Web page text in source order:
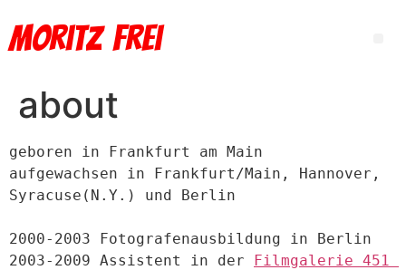
Moritz Frei
about
geboren in Frankfurt am Main
aufgewachsen in Frankfurt/Main, Hannover,
Syracuse(N.Y.) und Berlin
2000-2003 Fotografenausbildung in Berlin
2003-2009 Assistent in der Filmgalerie 451